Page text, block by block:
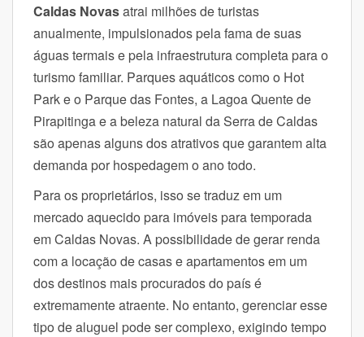
Caldas Novasatrai milhões de turistas
anualmente, impulsionados pela fama de suas
águas termais e pela infraestrutura completa para o
turismo familiar. Parques aquáticos como o Hot
Park e o Parque das Fontes, a Lagoa Quente de
Pirapitinga e a beleza natural da Serra de Caldas
são apenas alguns dos atrativos que garantem alta
demanda por hospedagem o ano todo.
Para os proprietários, isso se traduz em um
mercado aquecido para imóveis para temporada
em Caldas Novas. A possibilidade de gerar renda
com a locação de casas e apartamentos em um
dos destinos mais procurados do país é
extremamente atraente. No entanto, gerenciar esse
tipo de aluguel pode ser complexo, exigindo tempo